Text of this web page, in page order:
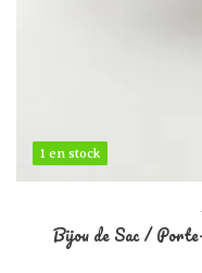
1 en stock
1 en stock
Bijou de Sac /